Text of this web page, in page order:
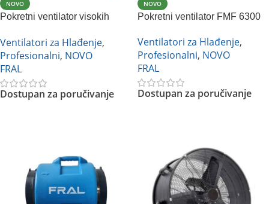
NOVO
Pokretni ventilator visokih
Ventilatori za Hlađenje,
Profesionalni, NOVO
FRAL
Dostupan za poručivanje
NOVO
Pokretni ventilator FMF 6300
Ventilatori za Hlađenje,
Profesionalni, NOVO
FRAL
Dostupan za poručivanje